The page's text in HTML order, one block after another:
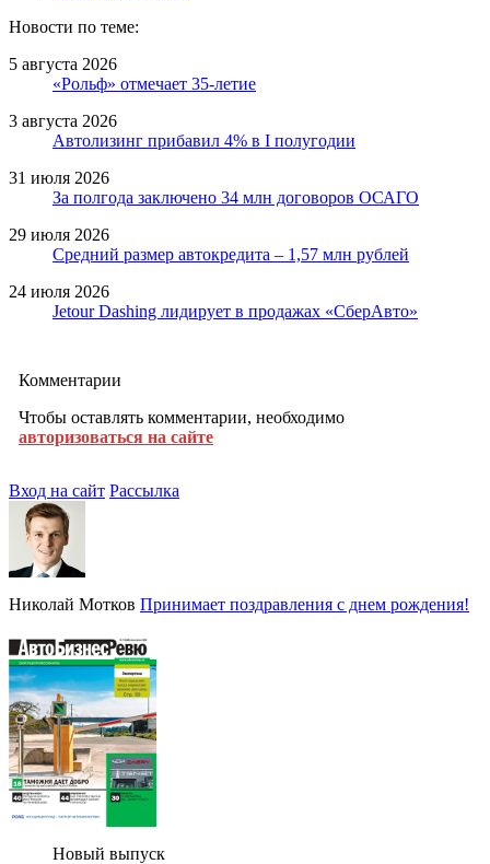
Новости по теме:
5 августа 2026
«Рольф» отмечает 35-летие
3 августа 2026
Автолизинг прибавил 4% в I полугодии
31 июля 2026
За полгода заключено 34 млн договоров ОСАГО
29 июля 2026
Средний размер автокредита – 1,57 млн рублей
24 июля 2026
Jetour Dashing лидирует в продажах «СберАвто»
Комментарии
Чтобы оставлять комментарии, необходимо
авторизоваться на сайте
Вход на сайт Рассылка
Николай Мотков Принимает поздравления с днем рождения!
Новый выпуск